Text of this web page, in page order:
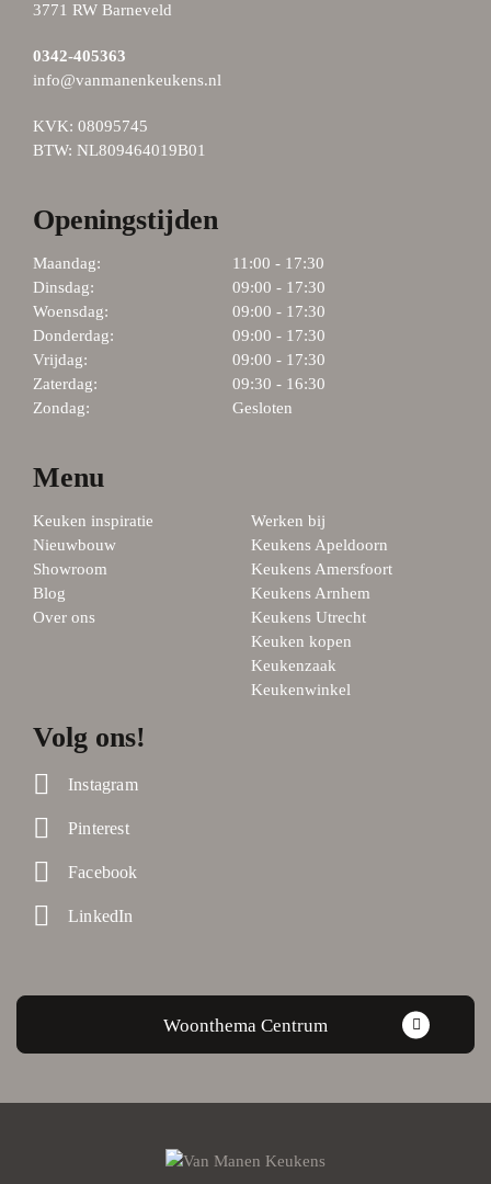
3771 RW Barneveld
0342-405363
info@vanmanenkeukens.nl
KVK: 08095745
BTW: NL809464019B01
Openingstijden
Maandag:
11:00 - 17:30
Dinsdag:
09:00 - 17:30
Woensdag:
09:00 - 17:30
Donderdag:
09:00 - 17:30
Vrijdag:
09:00 - 17:30
Zaterdag:
09:30 - 16:30
Zondag:
Gesloten
Menu
Keuken inspiratie
Nieuwbouw
Showroom
Blog
Over ons
Werken bij
Keukens Apeldoorn
Keukens Amersfoort
Keukens Arnhem
Keukens Utrecht
Keuken kopen
Keukenzaak
Keukenwinkel
Volg ons!
Instagram
Pinterest
Facebook
LinkedIn
Woonthema Centrum